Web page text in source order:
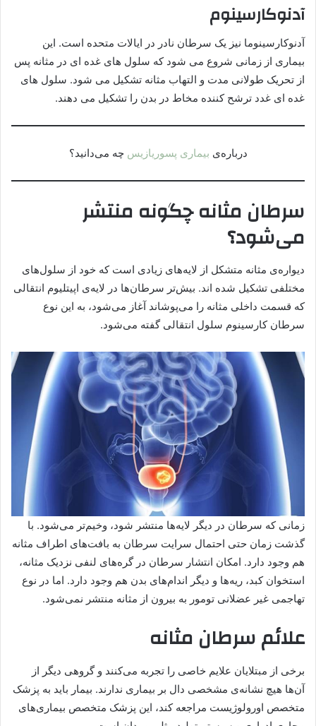
آدنوکارسینوم
آدنوکارسینوما نیز یک سرطان نادر در ایالات متحده است. این
بیماری از زمانی شروع می شود که سلول های غده ای در مثانه پس
از تحریک طولانی مدت و التهاب مثانه تشکیل می شود. سلول های
غده ای غدد ترشح کننده مخاط در بدن را تشکیل می دهند.
درباره‌ی بیماری پسوریازیس چه می‌دانید؟
سرطان مثانه چگونه منتشر
می‌شود؟
دیواره‌ی مثانه متشکل از لایه‌های زیادی است که خود از سلول‌های
مختلفی تشکیل شده اند. بیش‌تر سرطان‌ها در لایه‌ی اپیتلیوم انتقالی
که قسمت داخلی مثانه را می‌پوشاند آغاز می‌شود، به این نوع
سرطان کارسینوم سلول انتقالی گفته می‌شود.
زمانی که سرطان در دیگر لایه‌ها منتشر شود، وخیم‌تر می‌شود. با
گذشت زمان حتی احتمال سرایت سرطان به بافت‌های اطراف مثانه
هم وجود دارد. امکان انتشار سرطان در گره‌های لنفی نزدیک مثانه،
استخوان‌ کبد، ریه‌ها و دیگر اندام‌های بدن هم وجود دارد. اما در نوع
تهاجمی غیر عضلانی تومور به بیرون از مثانه منتشر نمی‌شود.
علائم سرطان مثانه
برخی از مبتلایان علایم خاصی را تجربه می‌کنند و گروهی دیگر از
آن‌ها هیچ نشانه‌ی مشخصی دال بر بیماری ندارند. بیمار باید به پزشک
متخصص اورولوژیست مراجعه کند، این پزشک متخصص بیماری‌های